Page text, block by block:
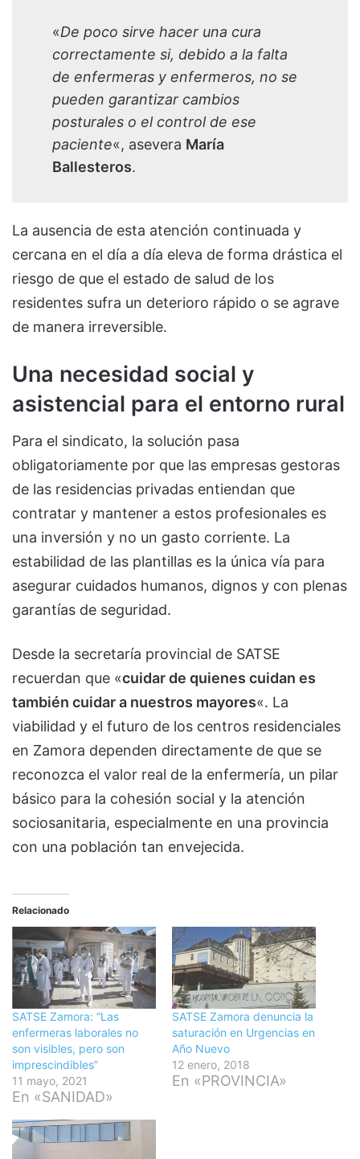
«De poco sirve hacer una cura
correctamente si, debido a la falta
de enfermeras y enfermeros, no se
pueden garantizar cambios
posturales o el control de ese
paciente«, asevera María
Ballesteros.
La ausencia de esta atención continuada y
cercana en el día a día eleva de forma drástica el
riesgo de que el estado de salud de los
residentes sufra un deterioro rápido o se agrave
de manera irreversible.
Una necesidad social y
asistencial para el entorno rural
Para el sindicato, la solución pasa
obligatoriamente por que las empresas gestoras
de las residencias privadas entiendan que
contratar y mantener a estos profesionales es
una inversión y no un gasto corriente. La
estabilidad de las plantillas es la única vía para
asegurar cuidados humanos, dignos y con plenas
garantías de seguridad.
Desde la secretaría provincial de SATSE
recuerdan que «cuidar de quienes cuidan es
también cuidar a nuestros mayores«. La
viabilidad y el futuro de los centros residenciales
en Zamora dependen directamente de que se
reconozca el valor real de la enfermería, un pilar
básico para la cohesión social y la atención
sociosanitaria, especialmente en una provincia
con una población tan envejecida.
Relacionado
SATSE Zamora: “Las
enfermeras laborales no
son visibles, pero son
imprescindibles”
11 mayo, 2021
En «SANIDAD»
SATSE Zamora denuncia la
saturación en Urgencias en
Año Nuevo
12 enero, 2018
En «PROVINCIA»